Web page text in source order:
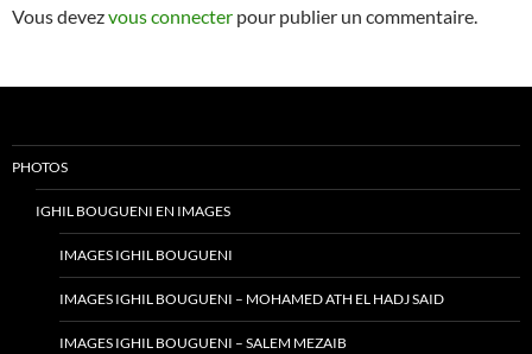
Vous devezvous connecter pour publier un commentaire.
PHOTOS
IGHIL BOUGUENI EN IMAGES
IMAGES IGHIL BOUGUENI
IMAGES IGHIL BOUGUENI – MOHAMED ATH EL HADJ SAID
IMAGES IGHIL BOUGUENI – SALEM MEZAIB